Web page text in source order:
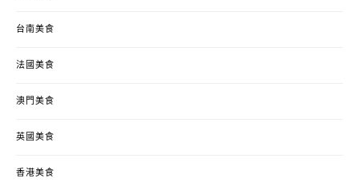
台南美食
法國美食
澳門美食
英國美食
香港美食